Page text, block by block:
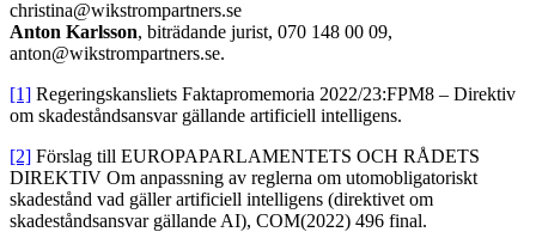
christina@wikstrompartners.se
Anton Karlsson, biträdande jurist, 070 148 00 09,
anton@wikstrompartners.se.
[1] Regeringskansliets Faktapromemoria 2022/23:FPM8 – Direktiv
om skadeståndsansvar gällande artificiell intelligens.
[2] Förslag till EUROPAPARLAMENTETS OCH RÅDETS
DIREKTIV Om anpassning av reglerna om utomobligatoriskt
skadestånd vad gäller artificiell intelligens (direktivet om
skadeståndsansvar gällande AI), COM(2022) 496 final.